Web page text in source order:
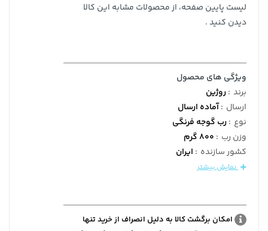
لیست پایین صفحه، از محصولات مشابه این کالا
دیدن کنید .
ویژگی های محصول
برند :روژین
ارسال :آماده ارسال
نوع :رب گوجه فرنگی
وزن رب : 800 گرم
کشور سازنده : ایران
نمایش بیشتر
امکان برگشت کالا به دلیل انصراف از خرید تنها